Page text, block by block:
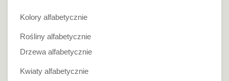
Kolory alfabetycznie
Rośliny alfabetycznie
Drzewa alfabetycznie
Kwiaty alfabetycznie